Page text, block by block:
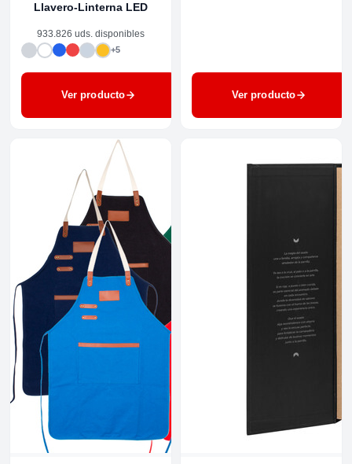
Llavero-Linterna LED
933.826 uds. disponibles
+5
Ver producto Ver producto